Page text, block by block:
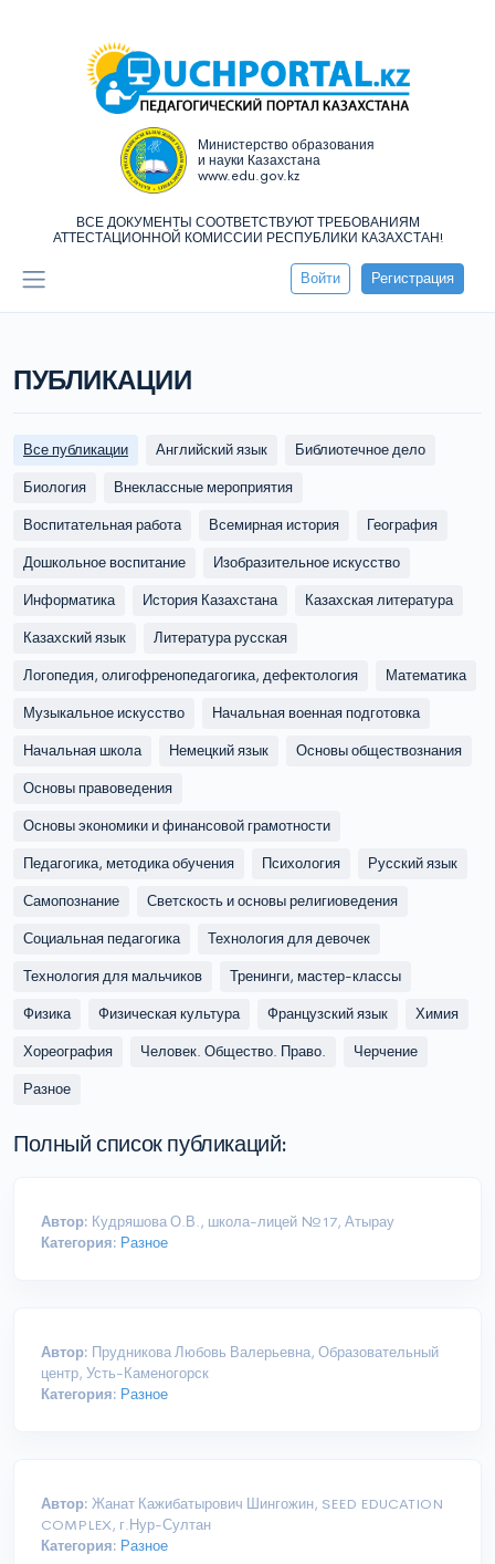
Министерство образования
и науки Казахстана
www.edu.gov.kz
ВСЕ ДОКУМЕНТЫ СООТВЕТСТВУЮТ ТРЕБОВАНИЯМ
АТТЕСТАЦИОННОЙ КОМИССИИ РЕСПУБЛИКИ КАЗАХСТАН!
Войти Регистрация
ПУБЛИКАЦИИ
Все публикации Английский язык
Библиотечное дело
Биология
Внеклассные мероприятия
Воспитательная работа
Всемирная история
География
Дошкольное воспитание
Изобразительное искусство
Информатика
История Казахстана
Казахская литература
Казахский язык
Литература русская
Логопедия, олигофренопедагогика, дефектология
Математика
Музыкальное искусство
Начальная военная подготовка
Начальная школа
Немецкий язык
Основы обществознания
Основы правоведения
Основы экономики и финансовой грамотности
Педагогика, методика обучения
Психология
Русский язык
Самопознание
Светскость и основы религиоведения
Социальная педагогика
Технология для девочек
Технология для мальчиков
Тренинги, мастер-классы
Физика
Физическая культура Французский язык
Химия
Хореография
Человек. Общество. Право.
Черчение
Разное
Полный список публикаций:
Автор: Кудряшова О.В., школа-лицей №17, Атырау
Категория: Разное
Автор: Прудникова Любовь Валерьевна, Образовательный
центр, Усть-Каменогорск
Категория: Разное
Автор: Жанат Кажибатырович Шингожин, SEED EDUCATION
COMPLEX, г.Нур-Султан
Категория: Разное